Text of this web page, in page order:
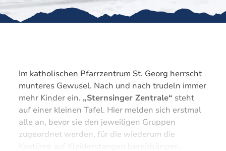
Im katholischen Pfarrzentrum St. Georg herrscht
munteres Gewusel. Nach und nach trudeln immer
mehr Kinder ein. „Sternsinger Zentrale“ steht
auf einer kleinen Tafel. Hier melden sich erstmal
alle an, bevor sie den jeweiligen Gruppen
zugeordnet werden, für die wiederum die